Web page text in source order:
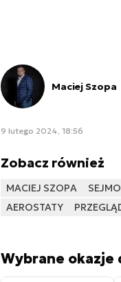
Maciej Szopa
9 lutego 2024, 18:56
Zobacz również
MACIEJ SZOPA
AEROSTATY
Wybrane okazje